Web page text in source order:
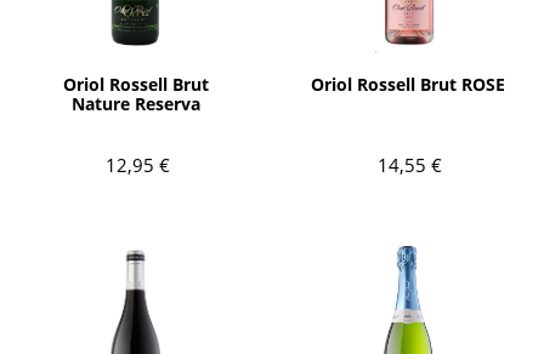
Oriol Rossell Brut
Nature Reserva
12,95 €
AÑADIR
Oriol Rossell Brut ROSE
14,55 €
AÑADIR